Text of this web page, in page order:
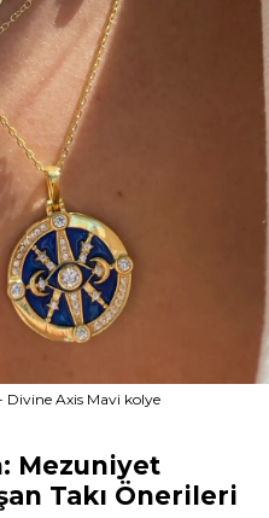
Divine Axis Mavi kolye
Mezuniyet
Takı Önerileri